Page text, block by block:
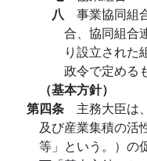
八 事業協同組
合、協同組合
り設立された
政令で定める
（基本方針）
第四条 主務大臣は
及び産業集積の活
等」という。）の